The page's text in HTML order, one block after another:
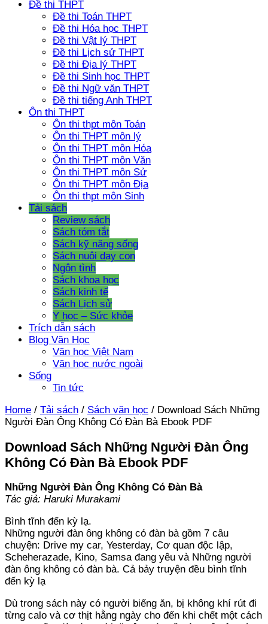
Đề thi THPT
Đề thi Toán THPT
Đề thi Hóa học THPT
Đề thi Vật lý THPT
Đề thi Lịch sử THPT
Đề thi Địa lý THPT
Đề thi Sinh học THPT
Đề thi Ngữ văn THPT
Đề thi tiếng Anh THPT
Ôn thi THPT
Ôn thi thpt môn Toán
Ôn thi THPT môn lý
Ôn thi THPT môn Hóa
Ôn thi THPT môn Văn
Ôn thi THPT môn Sử
Ôn thi THPT môn Địa
Ôn thi thpt môn Sinh
Tải sách
Review sách
Sách tóm tắt
Sách kỹ năng sống
Sách nuôi dạy con
Ngôn tình
Sách khoa học
Sách kinh tế
Sách Lịch sử
Y học – Sức khỏe
Trích dẫn sách
Blog Văn Học
Văn học Việt Nam
Văn học nước ngoài
Sống
Tin tức
Home / Tải sách / Sách văn học / Download Sách Những
Người Đàn Ông Không Có Đàn Bà Ebook PDF
Download Sách Những Người Đàn Ông
Không Có Đàn Bà Ebook PDF
Những Người Đàn Ông Không Có Đàn Bà
Tác giả: Haruki Murakami
Bình tĩnh đến kỳ lạ.
Những người đàn ông không có đàn bà gồm 7 câu
chuyện: Drive my car, Yesterday, Cơ quan độc lập,
Scheherazade, Kino, Samsa đang yêu và Những người
đàn ông không có đàn bà. Cả bảy truyện đều bình tĩnh
đến kỳ lạ
Dù trong sách này có người biếng ăn, bị không khí rút đi
từng calo và cơ thịt hằng ngày cho đến khi chết một cách